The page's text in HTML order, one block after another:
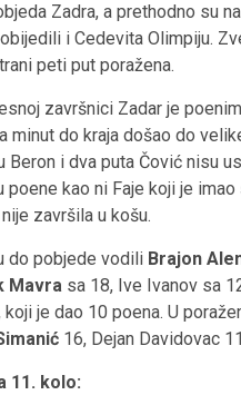
Zadra, a prethodno su
i Cedevita Olimpiju.
peti put poražena.
završnici Zadar je
minut do kraja došao do
Beron i dva puta Čović nisu
poene kao ni Faje koji je imao
završila u košu.
do pobjede vodili Brajon
Mavra sa 18, Ive Ivanov sa
koji je dao 10 poena. U
16, Dejan Davidovac
11. kolo: